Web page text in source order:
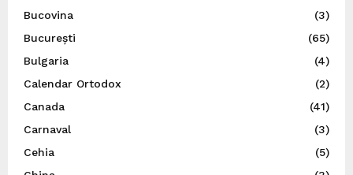
Bucovina
(3)
București
(65)
Bulgaria
(4)
Calendar Ortodox
(2)
Canada
(41)
Carnaval
(3)
Cehia
(5)